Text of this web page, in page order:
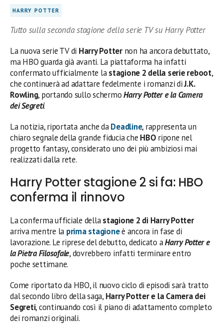
HARRY POTTER
Tutto sulla seconda stagione della serie TV su Harry Potter
La nuova serie TV di Harry Potternon ha ancora debuttato,
ma HBO guarda già avanti. La piattaforma ha infatti
confermato ufficialmente lastagione 2 della serie reboot,
che continuerà ad adattare fedelmente i romanzi diJ.K.
Rowling, portando sullo schermoHarry Potter e la Camera
dei Segreti.
La notizia, riportata anche daDeadline, rappresenta un
chiaro segnale della grande fiducia che HBO ripone nel
progetto fantasy, considerato uno dei più ambiziosi mai
realizzati dalla rete.
Harry Potter stagione 2 si fa: HBO
conferma il rinnovo
La conferma ufficiale dellastagione 2 di Harry Potter
arriva mentre la prima stagioneè ancora in fase di
lavorazione. Le riprese del debutto, dedicato aHarry Potter e
la Pietra Filosofale, dovrebbero infatti terminare entro
poche settimane.
Come riportato da HBO, il nuovo ciclo di episodi sarà tratto
dal secondo libro della saga, Harry Potter e la Camera dei
Segreti, continuando così il piano di adattamento completo
dei romanzi originali.